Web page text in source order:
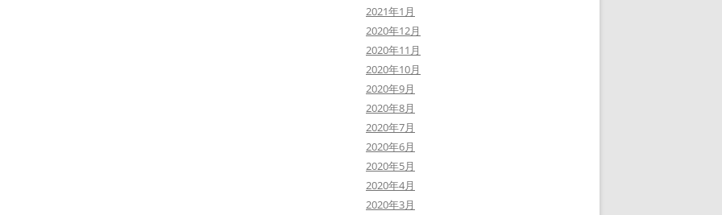
2021年1月
2020年12月
2020年11月
2020年10月
2020年9月
2020年8月
2020年7月
2020年6月
2020年5月
2020年4月
2020年3月